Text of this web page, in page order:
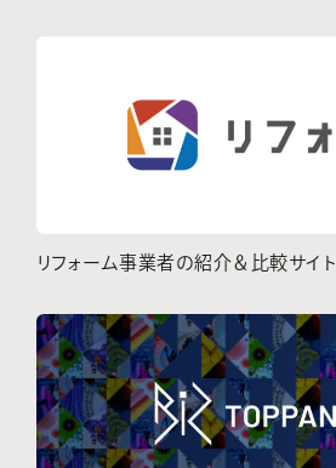
リフォーム事業者の紹介＆比較サイト